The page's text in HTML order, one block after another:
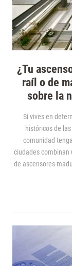
¿Tu
raíl o de
sobre la
Si vives en
históricos de
comunidad
ciudades combinan
de ascensores